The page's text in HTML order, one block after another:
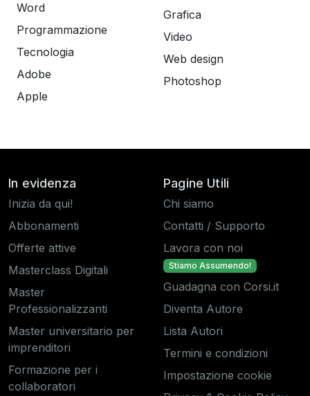
Word
Programmazione
Tecnologia
Adobe
Apple
Grafica
Video
Web design
Photoshop
In evidenza
Inizia da qui!
Abbonamenti
Offerte attive
Masterclass Digitali
Master
Professionalizzanti
Master universitario per
imprenditori
Formazione per i
collaboratori
Pagine Utili
Chi siamo
Contatti / Supporto
Lavora con noi
Stiamo Assumendo!
Guadagna con Corsi.it
Diventa Autore
Lista Autori
Termini e condizioni
Impostazione cookie